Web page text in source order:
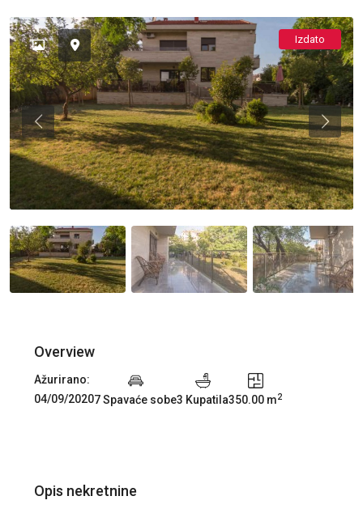
Izdato
Previous
Overview
Ažurirano:
04/09/20207 Spavaće sobe3 Kupatila350.00 m2
Opis nekretnine